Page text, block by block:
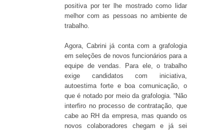
positiva por ter lhe mostrado como lidar
melhor com as pessoas no ambiente de
trabalho.
Agora, Cabrini já conta com a grafologia
em seleções de novos funcionários para a
equipe de vendas. Para ele, o trabalho
exige candidatos com iniciativa,
autoestima forte e boa comunicação, o
que é notado por meio da grafologia. “Não
interfiro no processo de contratação, que
cabe ao RH da empresa, mas quando os
novos colaboradores chegam e já sei